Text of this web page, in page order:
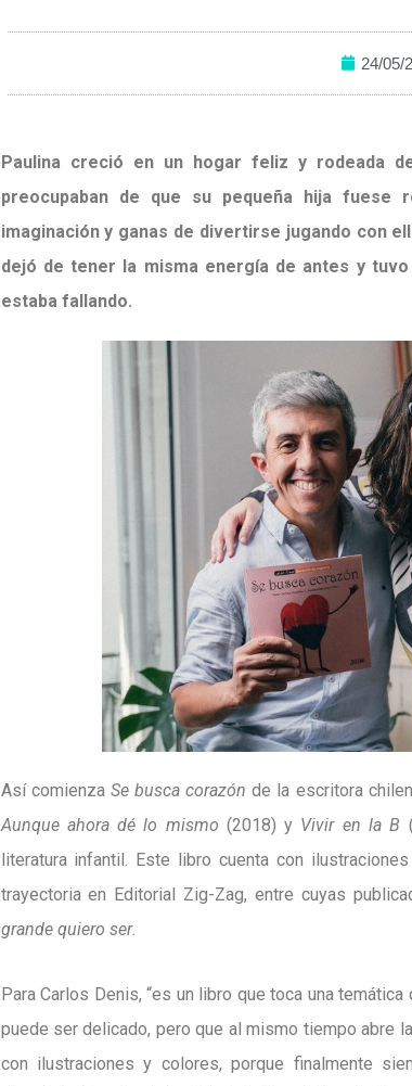
24/05/
Paulina creció en un hogar feliz y rodeada
preocupaban de que su pequeña hija fuese
imaginación y ganas de divertirse jugando con
dejó de tener la misma energía de antes y
estaba fallando.
Así comienza Se busca corazón de la escritora
Aunque ahora dé lo mismo (2018) y Vivir en la B
literatura infantil. Este libro cuenta con
trayectoria en Editorial Zig-Zag, entre cuyas
grande quiero ser.
Para Carlos Denis, “es un libro que toca una
puede ser delicado, pero que al mismo tiempo abre
con ilustraciones y colores, porque finalmente